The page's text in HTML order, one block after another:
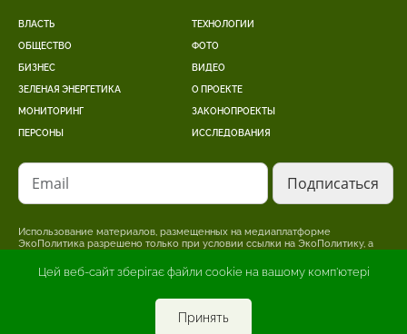
Цей веб-сайт зберігає файли cookie на вашому комп'ютері
Принять
ВЛАСТЬ
ОБЩЕСТВО
БИЗНЕС
ЗЕЛЕНАЯ ЭНЕРГЕТИКА
МОНИТОРИНГ
ПЕРСОНЫ
ТЕХНОЛОГИИ
ФОТО
ВИДЕО
О ПРОЕКТЕ
ЗАКОНОПРОЕКТЫ
ИССЛЕДОВАНИЯ
Email
Использование материалов, размещенных на медиаплатформе
ЭкоПолитика разрешено только при условии ссылки на ЭкоПолитику, а
систем, гиперссылки на страницу, где размещен оригинальный материал.
материале. За достоверность информации, опубликованной в рекламных
материалах, несет ответственность рекламодатель.